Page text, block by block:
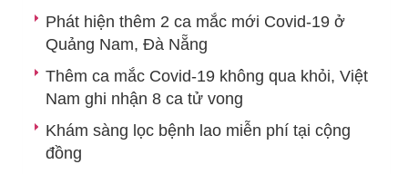
Phát hiện thêm 2 ca mắc mới Covid-19 ở
Quảng Nam, Đà Nẵng
Thêm ca mắc Covid-19 không qua khỏi, Việt
Nam ghi nhận 8 ca tử vong
Khám sàng lọc bệnh lao miễn phí tại cộng
đồng